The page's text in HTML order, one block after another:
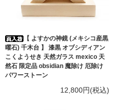
【 よすかの神鏡 (メキシコ産黒
曜石) 千木台 】 漆黒 オブシディアン
こくようせき 天然ガラス mexico 天
然石 限定品 obsidian 魔除け 厄除け
パワーストーン
12,800円(税込)